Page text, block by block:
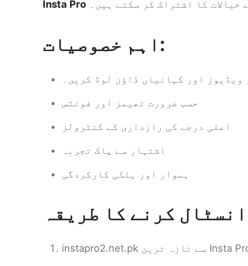
Insta Pro کا اشتراک کر سکتے ہیں۔
اہم خصوصیات:
ویڈیوز اور کہانیاں ڈاؤن لوڈ کریں۔
حسب ضرورت تھیمز اور فونٹس
اعلی درجے کی رازداری کے کنٹرولز
اشتہار سے پاک تجربہ
ہموار اور ہلکی کارکردگی